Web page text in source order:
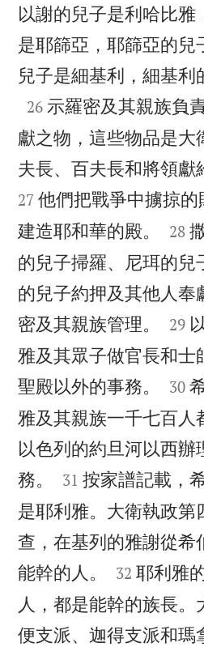
以謝的兒子是利哈比雅
是耶篩亞，耶篩亞的兒
兒子是細基利，細基利

26 示羅密及其親族負
獻之物，這些物品是大
夫長、百夫長和將領獻
27 他們把戰爭中擄掠
建造耶和華的殿。


28
的兒子掃羅、尼珥的兒
的兒子約押及其他人奉
密及其親族管理。


29
雅及其眾子做官長和士
聖殿以外的事務。


30
雅及其親族一千七百人
以色列的約旦河以西辦
務。


31 按家譜記載，
是耶利雅。大衛執政第
查，在基列的雅謝從希
能幹的人。


32 耶利雅
人，都是能幹的族長。
便支派、迦得支派和瑪